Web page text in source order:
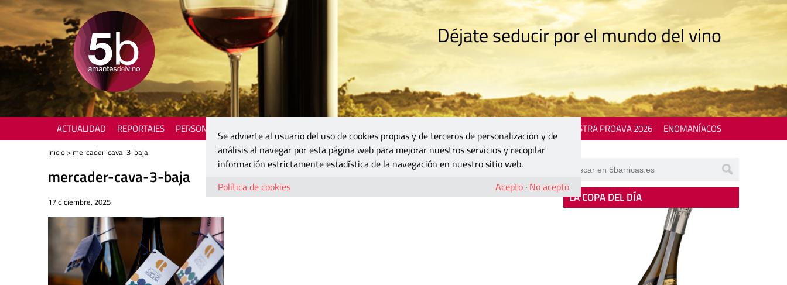
Déjate seducir por el mundo del vino
ACTUALIDAD REPORTAJES PERSONAJES MOSTRA PROAVA 2026 ENOMANÍACOS
Inicio > mercader-cava-3-baja
mercader-cava-3-baja
17 diciembre, 2025 LA COPA DEL DÍA
Se advierte al usuario del uso de cookies propias y de terceros de personalización y de
análisis al navegar por esta página web para mejorar nuestros servicios y recopilar
información estrictamente estadística de la navegación en nuestro sitio web.
Política de cookies
Acepto · No acepto